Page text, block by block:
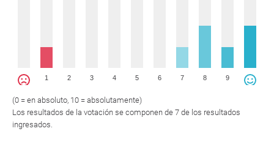
1 2 3 4 5 6 7 8 9
(0 = en absoluto, 10 = absolutamente)
Los resultados de la votación se componen de 7 de los resultados
ingresados.